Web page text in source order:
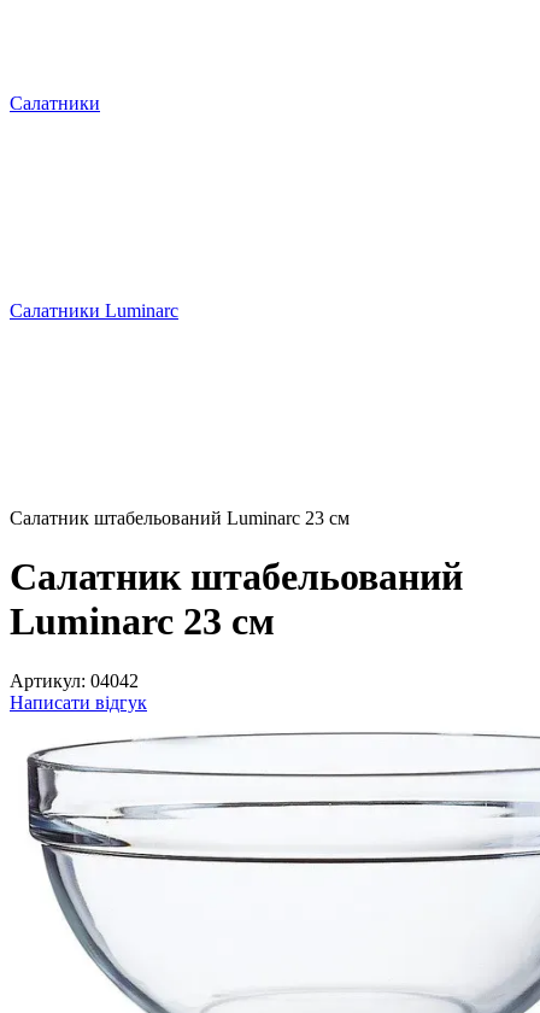
Салатники
Салатники Luminarc
Салатник штабельований Luminarc 23 см
Салатник штабельований
Luminarc 23 см
Артикул: 04042
Написати відгук